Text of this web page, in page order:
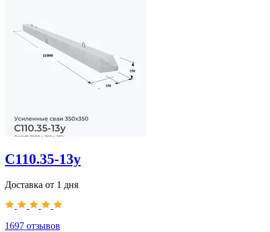
С110.35-13у
Доставка от 1 дня
1697 отзывов